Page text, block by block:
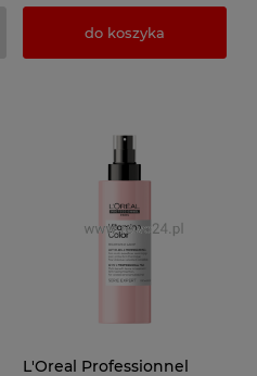
do koszyka
L'Oreal Professionnel